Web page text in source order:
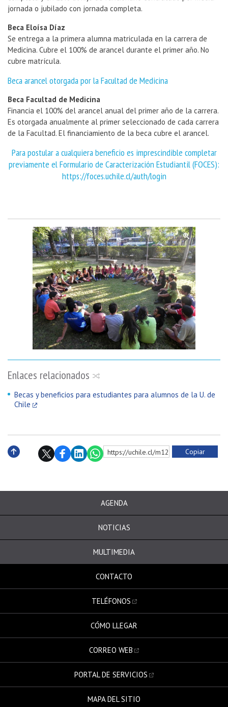
Enlaces relacionados
Becas y beneficios para estudiantes para alumnos de la U. de
Chile
jornada o jubilado con jornada completa.
Beca Eloísa Díaz
Se entrega a la primera alumna matriculada en la carrera de
Medicina. Cubre el 100% de arancel durante el primer año. No
cubre matrícula.
Beca arancel otorgada por la Facultad de Medicina
Beca Facultad de Medicina
Financia el 100% del arancel anual del primer año de la carrera.
Es otorgada anualmente al primer seleccionado de cada carrera
de la Facultad. El financiamiento de la beca cubre el arancel.
Para postular a cualquiera beneficio es imprescindible completar
previamente el Formulario de Caracterización Estudiantil (FOCES):
https://foces.uchile.cl/auth/login
https://uchile.cl/m128278 Copiar
AGENDA
NOTICIAS
MULTIMEDIA
CONTACTO
TELÉFONOS
CÓMO LLEGAR
CORREO WEB
PORTAL DE SERVICIOS
MAPA DEL SITIO